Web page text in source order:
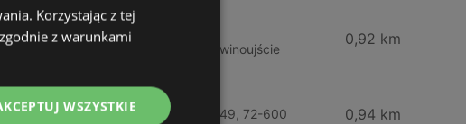
ABC
Barlickiego, 4, 72-600 Świnoujście
0,92 km
Żabka
Ul. Bohaterów Września 49, 72-600
0,94 km
Korzystając z tej
z warunkami
WSZYSTKIE